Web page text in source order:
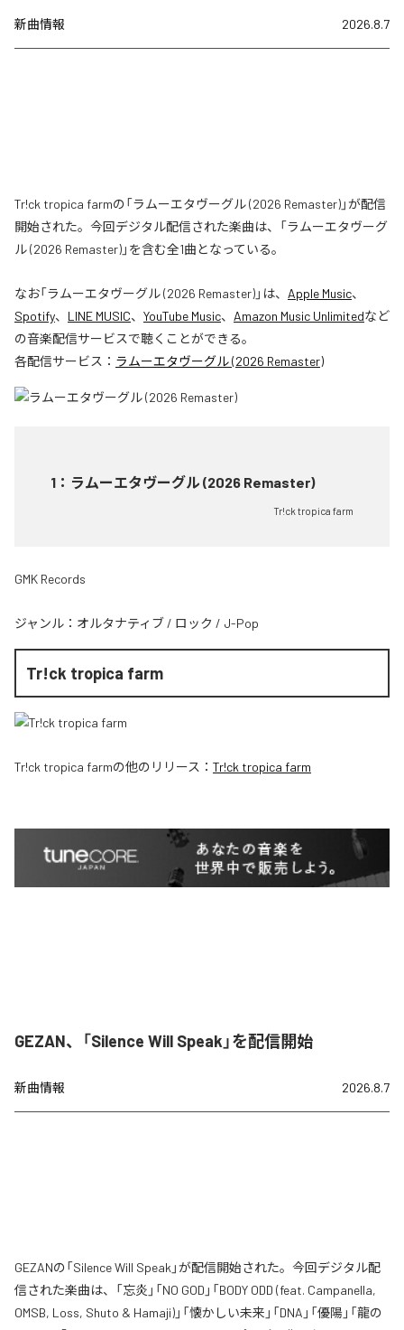
新曲情報 2026.8.7
Tr!ck tropica farmの「ラムーエタヴーグル (2026 Remaster)」が配信
開始された。今回デジタル配信された楽曲は、「ラムーエタヴーグ
ル (2026 Remaster)」を含む全1曲となっている。
なお「ラムーエタヴーグル (2026 Remaster)」は、 Apple Music、
Spotify、 LINE MUSIC、 YouTube Music、 Amazon Music Unlimitedなど
の音楽配信サービスで聴くことができる。
各配信サービス： ラムーエタヴーグル (2026 Remaster)
1 ： ラムーエタヴーグル (2026 Remaster)
Tr!ck tropica farm
GMK Records
ジャンル： オルタナティブ / ロック / J-Pop
Tr!ck tropica farm
Tr!ck tropica farmの他のリリース： Tr!ck tropica farm
GEZAN、「Silence Will Speak」を配信開始
新曲情報 2026.8.7
GEZANの「Silence Will Speak」が配信開始された。今回デジタル配
信された楽曲は、「忘炎」「NO GOD」「BODY ODD (feat. Campanella,
OMSB, Loss, Shuto & Hamaji)」「懐かしい未来」「DNA」「優陽」「龍の